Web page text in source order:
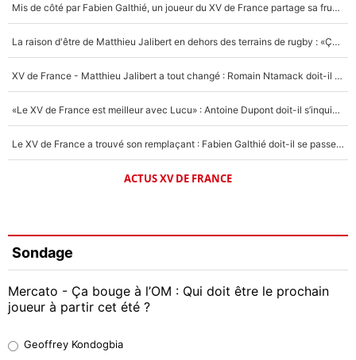
Mis de côté par Fabien Galthié, un joueur du XV de France partage sa frustration : «ils ne me l’ont pas dit tout de suite»
La raison d'être de Matthieu Jalibert en dehors des terrains de rugby : «Ça m'atteint autant que si tu touches à un membre de ma famille»
XV de France - Matthieu Jalibert a tout changé : Romain Ntamack doit-il s’inquiéter pour sa place à un an de la Coupe du monde ?
«Le XV de France est meilleur avec Lucu» : Antoine Dupont doit-il s’inquiéter pour sa place ?
Le XV de France a trouvé son remplaçant : Fabien Galthié doit-il se passer d'Antoine Dupont ?
ACTUS XV DE FRANCE
Sondage
Mercato - Ça bouge à l’OM : Qui doit être le prochain
joueur à partir cet été ?
38%
Geoffrey Kondogbia